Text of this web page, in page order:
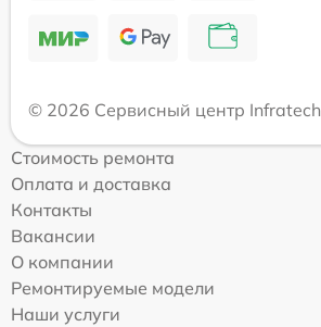
© 2026 Сервисный центр Infratech
Стоимость ремонта
Оплата и доставка
Контакты
Вакансии
О компании
Ремонтируемые модели
Наши услуги